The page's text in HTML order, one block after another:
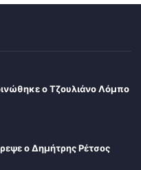
ο Τζουλιάνο Λόμπο
ο Δημήτρης Ρέτσος